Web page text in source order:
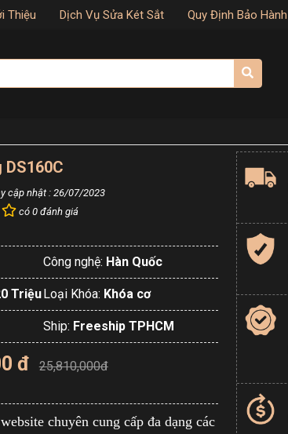
Thiệu Dịch Vụ Sửa Két Sắt Quy Định Bảo Hành
DS160C
cập nhật : 26/07/2023
có 0 đánh giá
Công nghệ: Hàn Quốc
TriệuLoại Khóa: Khóa cơ
Ship: Freeship TPHCM
đ
25,810,000đ
chuyên cung cấp đa dạng các